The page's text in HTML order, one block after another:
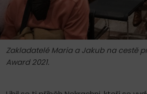
Zakladatelé Maria a Jakub na cestě
Award 2021.